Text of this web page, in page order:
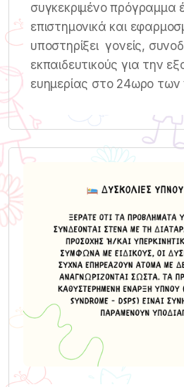
συγκεκριμένο πρόγραμμα
επιστημονικά και
υποστηρίξει γονείς,
εκπαιδευτικούς για την
ευημερίας στο 24ωρο των